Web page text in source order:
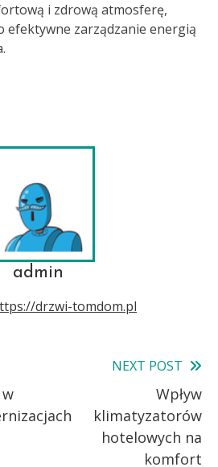
i zdrową atmosferę,
efektywne zarządzanie energią
admin
drzwi-tomdom.pl
NEXT POST
Wpływ
klimatyzatorów
hotelowych na
komfort